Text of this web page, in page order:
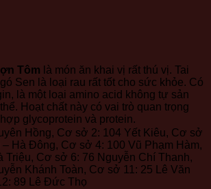
Tôm là món ăn khai vị rất thú vị. Tai
Sen là loại rau rất tốt cho sức khỏe. Có
là một loại amino acid không tự sản
Hoạt chất này có vai trò quan trọng
glycoprotein và protein.
Hồng, Cơ sở 2: 104 Yết Kiêu, Cơ sở
– Hà Đông, Cơ sở 4: 100 Vũ Phạm Hàm,
Triệu, Cơ sở 6: 76 Nguyễn Chí Thanh,
Khánh Toàn, Cơ sở 11: 25 Lê Văn
89 Lê Đức Thọ